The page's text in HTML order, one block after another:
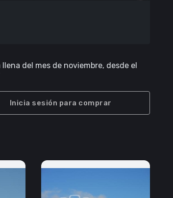
del mes de noviembre, desde el
Inicia sesión para comprar